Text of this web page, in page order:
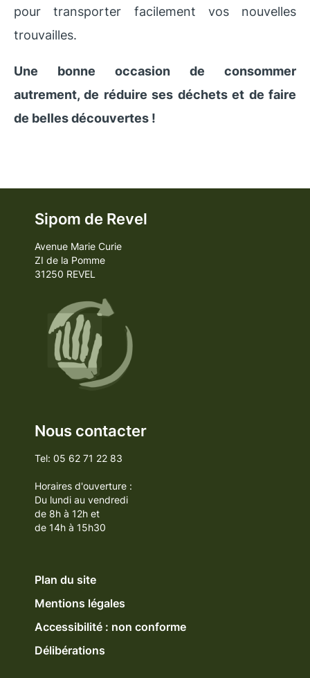
pour transporter facilement vos nouvelles
trouvailles.
Une bonne occasion de consommer
autrement, de réduire ses déchets et de faire
de belles découvertes !
Sipom de Revel
Avenue Marie Curie
ZI de la Pomme
31250 REVEL
Nous contacter
Tel: 05 62 71 22 83
Horaires d'ouverture :
Du lundi au vendredi
de 8h à 12h et
de 14h à 15h30
Plan du site
Mentions légales
Accessibilité : non conforme
Délibérations